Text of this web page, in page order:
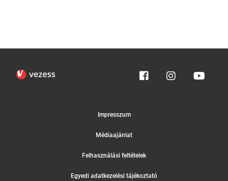
Impresszum
Médiaajánlat
Felhasználási feltételek
Egyedi adatkezelési tájékoztató